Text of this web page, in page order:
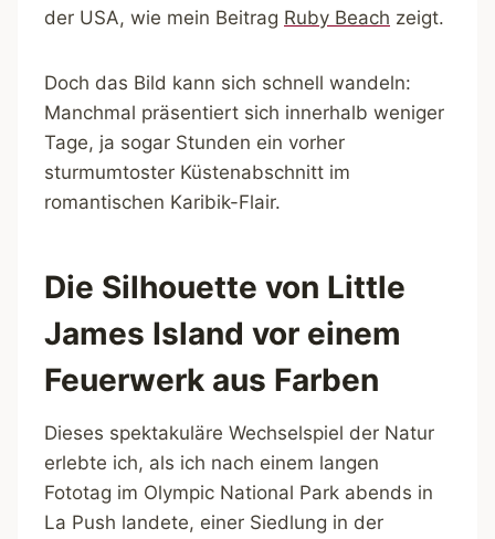
der USA, wie mein Beitrag Ruby Beach zeigt.
Doch das Bild kann sich schnell wandeln:
Manchmal präsentiert sich innerhalb weniger
Tage, ja sogar Stunden ein vorher
sturmumtoster Küstenabschnitt im
romantischen Karibik-Flair.
Die Silhouette von Little
James Island vor einem
Feuerwerk aus Farben
Dieses spektakuläre Wechselspiel der Natur
erlebte ich, als ich nach einem langen
Fototag im Olympic National Park abends in
La Push landete, einer Siedlung in der